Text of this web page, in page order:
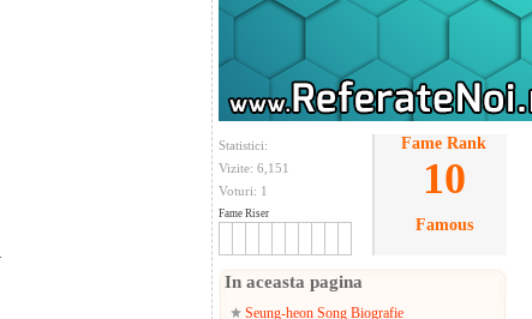
Statistici:
Vizite: 6,151
Voturi: 1
Fame Riser
Fame Rank
10
Famous
In aceasta pagina
Seung-heon Song Biografie